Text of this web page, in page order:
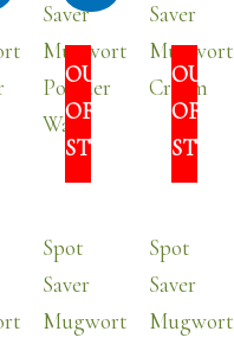
35,00 lei.
OUT
OF
STOCK
Spot
Saver
Mugwort
a
fost:
130,00 lei.
72,00 lei.
OUT
OF
STOCK
Spot
Saver
Mugwort